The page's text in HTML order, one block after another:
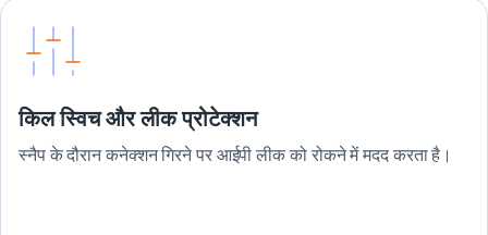
किल स्विच और लीक प्रोटेक्शन
स्नैप के दौरान कनेक्शन गिरने पर आईपी लीक को रोकने में मदद करता है।